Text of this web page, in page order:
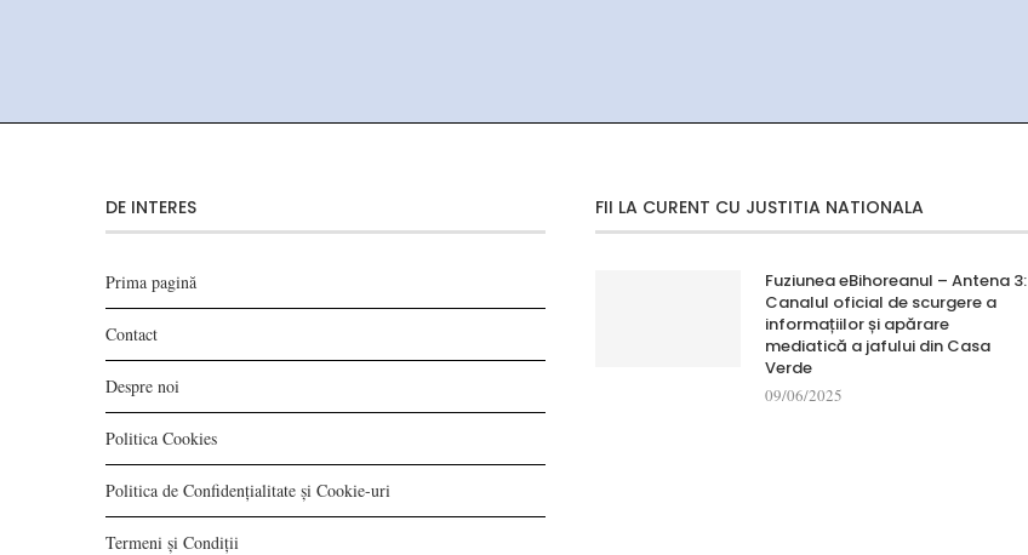
DE INTERES
Prima pagină
Contact
Despre noi
Politica Cookies
Politica de Confidențialitate și Cookie-uri
Termeni și Condiții
FII LA CURENT CU JUSTITIA NATIONALA
Fuziunea eBihoreanul – Antena 3:
Canalul oficial de scurgere a
informațiilor și apărare
mediatică a jafului din Casa
Verde
09/06/2025